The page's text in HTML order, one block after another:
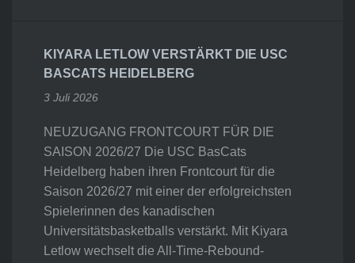
KIYARA LETLOW VERSTÄRKT DIE USC
BASCATS HEIDELBERG
3 Juli 2026
NEUZUGANG FRONTCOURT FÜR DIE
SAISON 2026/27 Die USC BasCats
Heidelberg haben ihren Frontcourt für die
Saison 2026/27 mit einer der erfolgreichsten
Spielerinnen des kanadischen
Universitätsbasketballs verstärkt. Mit Kiyara
Letlow wechselt die All-Time-Rebound-